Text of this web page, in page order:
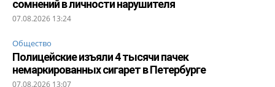
сомнений в личности нарушителя
07.08.2026 13:24
Общество
Полицейские изъяли 4 тысячи пачек
немаркированных сигарет в Петербурге
07.08.2026 13:07